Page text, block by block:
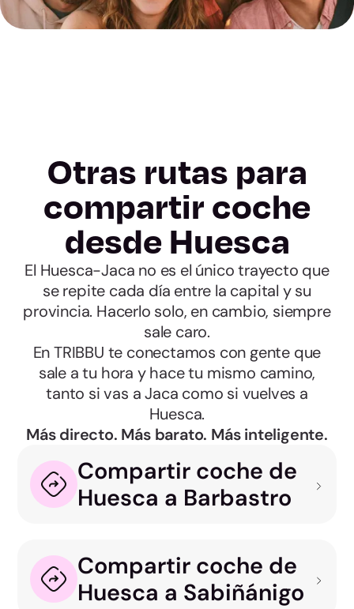
Otras rutas para
compartir coche
desde Huesca
El Huesca-Jaca no es el único trayecto que
se repite cada día entre la capital y su
provincia. Hacerlo solo, en cambio, siempre
sale caro.
En TRIBBU te conectamos con gente que
sale a tu hora y hace tu mismo camino,
tanto si vas a Jaca como si vuelves a
Huesca.
Más directo. Más barato. Más inteligente.
Compartir coche de
Huesca a Barbastro
Compartir coche de
Huesca a Sabiñánigo